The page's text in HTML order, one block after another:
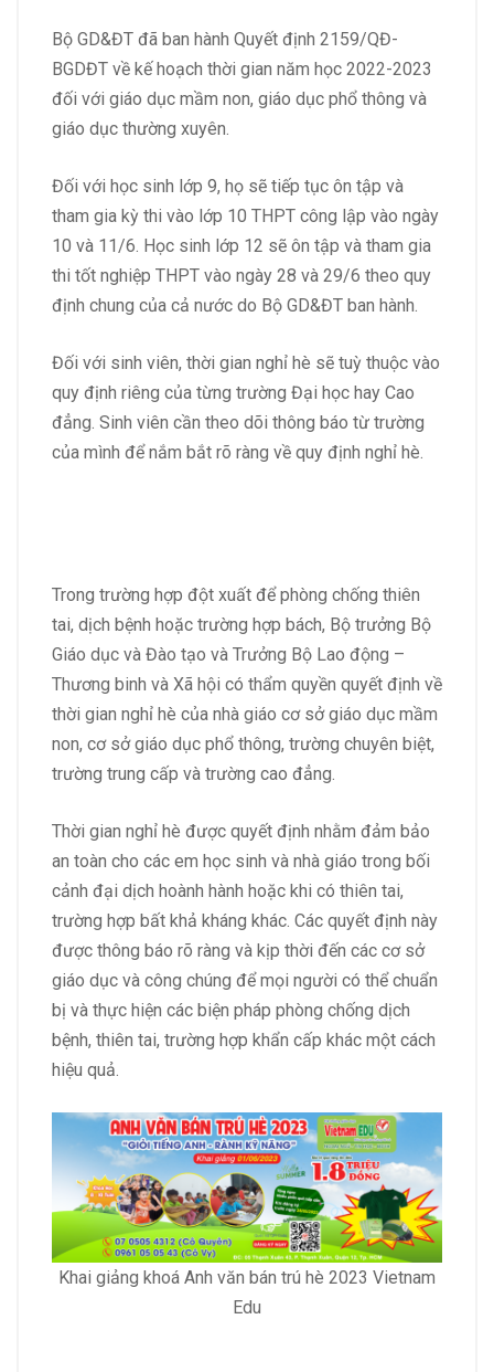
Bộ GD&ĐT đã ban hành Quyết định 2159/QĐ-
BGDĐT về kế hoạch thời gian năm học 2022-2023
đối với giáo dục mầm non, giáo dục phổ thông và
giáo dục thường xuyên.
Đối với học sinh lớp 9, họ sẽ tiếp tục ôn tập và
tham gia kỳ thi vào lớp 10 THPT công lập vào ngày
10 và 11/6. Học sinh lớp 12 sẽ ôn tập và tham gia
thi tốt nghiệp THPT vào ngày 28 và 29/6 theo quy
định chung của cả nước do Bộ GD&ĐT ban hành.
Đối với sinh viên, thời gian nghỉ hè sẽ tuỳ thuộc vào
quy định riêng của từng trường Đại học hay Cao
đẳng. Sinh viên cần theo dõi thông báo từ trường
của mình để nắm bắt rõ ràng về quy định nghỉ hè.
Trong trường hợp đột xuất để phòng chống thiên
tai, dịch bệnh hoặc trường hợp bách, Bộ trưởng Bộ
Giáo dục và Đào tạo và Trưởng Bộ Lao động –
Thương binh và Xã hội có thẩm quyền quyết định về
thời gian nghỉ hè của nhà giáo cơ sở giáo dục mầm
non, cơ sở giáo dục phổ thông, trường chuyên biệt,
trường trung cấp và trường cao đẳng.
Thời gian nghỉ hè được quyết định nhằm đảm bảo
an toàn cho các em học sinh và nhà giáo trong bối
cảnh đại dịch hoành hành hoặc khi có thiên tai,
trường hợp bất khả kháng khác. Các quyết định này
được thông báo rõ ràng và kịp thời đến các cơ sở
giáo dục và công chúng để mọi người có thể chuẩn
bị và thực hiện các biện pháp phòng chống dịch
bệnh, thiên tai, trường hợp khẩn cấp khác một cách
hiệu quả.
Khai giảng khoá Anh văn bán trú hè 2023 Vietnam
Edu